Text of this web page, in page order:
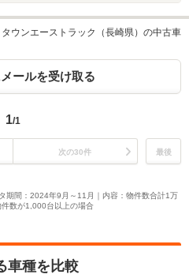
タウンエーストラック（長崎県）の中古車
ールを受け取る
1/1
次の30件 最後
期間：2024年9月～11月｜内容：物件数合計1万
数が1,000台以上の場合
車種を比較